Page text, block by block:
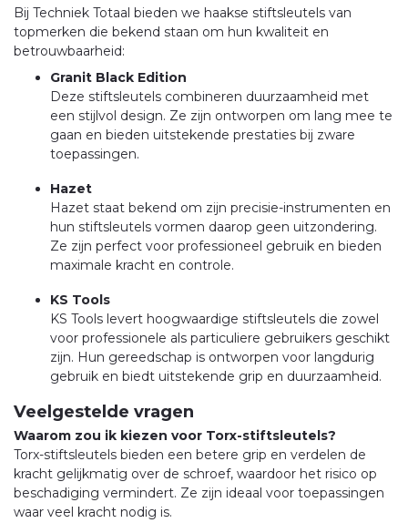
Bij Techniek Totaal bieden we haakse stiftsleutels van
topmerken die bekend staan om hun kwaliteit en
betrouwbaarheid:
Granit Black Edition
Deze stiftsleutels combineren duurzaamheid met
een stijlvol design. Ze zijn ontworpen om lang mee te
gaan en bieden uitstekende prestaties bij zware
toepassingen.
Hazet
Hazet staat bekend om zijn precisie-instrumenten en
hun stiftsleutels vormen daarop geen uitzondering.
Ze zijn perfect voor professioneel gebruik en bieden
maximale kracht en controle.
KS Tools
KS Tools levert hoogwaardige stiftsleutels die zowel
voor professionele als particuliere gebruikers geschikt
zijn. Hun gereedschap is ontworpen voor langdurig
gebruik en biedt uitstekende grip en duurzaamheid.
Veelgestelde vragen
Waarom zou ik kiezen voor Torx-stiftsleutels?
Torx-stiftsleutels bieden een betere grip en verdelen de
kracht gelijkmatig over de schroef, waardoor het risico op
beschadiging vermindert. Ze zijn ideaal voor toepassingen
waar veel kracht nodig is.